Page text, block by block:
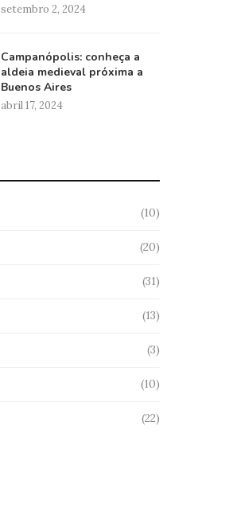
setembro 2, 2024
Campanópolis: conheça a
aldeia medieval próxima a
Buenos Aires
abril 17, 2024
(10)
(20)
(31)
(13)
(3)
(10)
(22)